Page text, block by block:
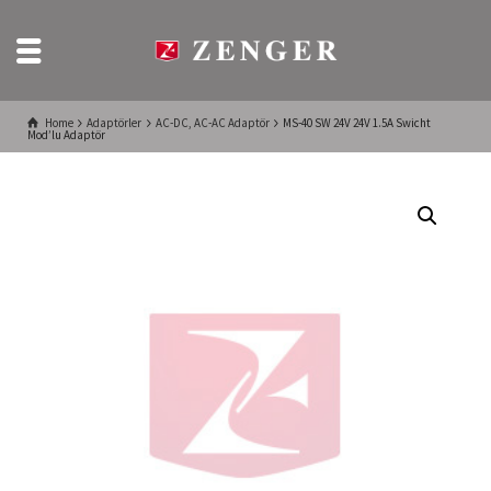
Home Adaptörler AC-DC, AC-AC Adaptör MS-40 SW 24V 24V 1.5A Swicht
Mod’lu Adaptör